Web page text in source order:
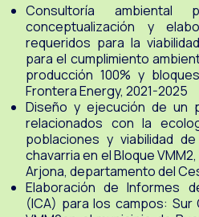
Consultoría ambiental
conceptualización y
requeridos para la
para el cumplimiento
producción 100% y
Frontera Energy, 2021-2025
Diseño y ejecución de un
relacionados con la
poblaciones y viabilidad
chavarria en el Bloque
Arjona, departamento del
Elaboración de Informes
(ICA) para los campos: Sur